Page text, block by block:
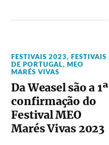
FESTIVAIS 2023,
FESTIVAIS
DE PORTUGAL, MEO
MARÉS VIVAS
Da Weasel são a 1ª
confirmação do
Festival MEO
Marés Vivas 2023